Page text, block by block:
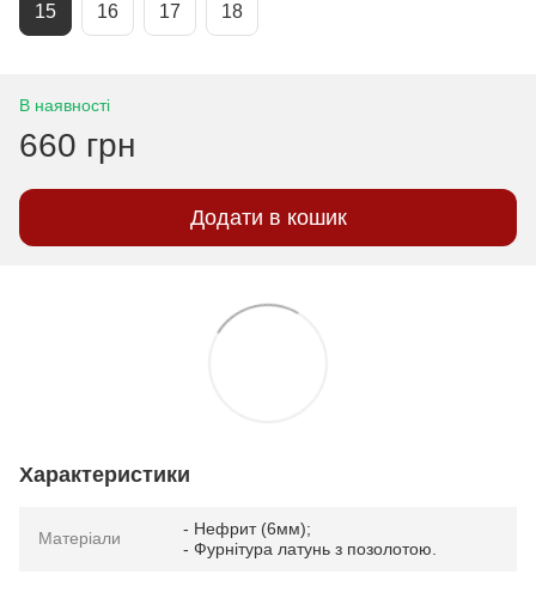
15 16 17 18
В наявності
660 грн
Додати в кошик
Характеристики
Матеріали
- Нефрит (6мм);
- Фурнітура латунь з позолотою.